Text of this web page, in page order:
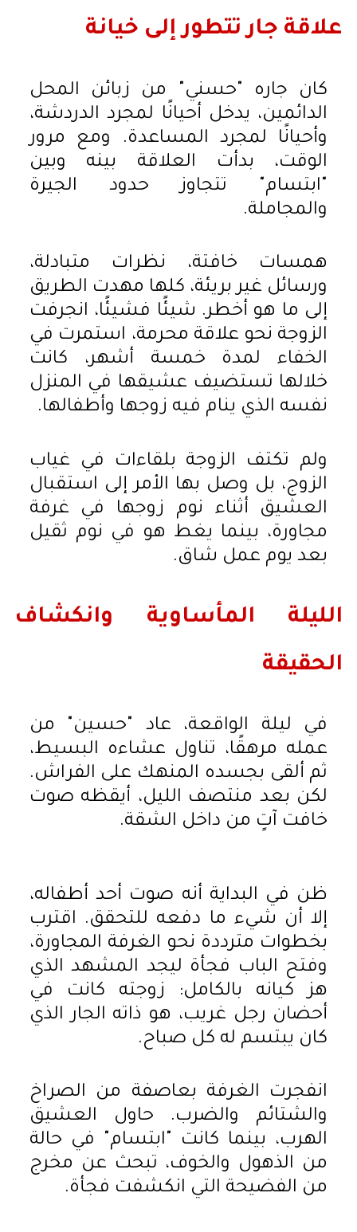
علاقة جار تتطور إلى خيانة
كان جاره "حسني" من زبائن المحل
الدائمين، يدخل أحيانًا لمجرد الدردشة،
وأحيانًا لمجرد المساعدة. ومع مرور
الوقت، بدأت العلاقة بينه وبين
"ابتسام" تتجاوز حدود الجيرة
والمجاملة.
همسات خافتة، نظرات متبادلة،
ورسائل غير بريئة، كلها مهدت الطريق
إلى ما هو أخطر. شيئًا فشيئًا، انجرفت
الزوجة نحو علاقة محرمة، استمرت في
الخفاء لمدة خمسة أشهر، كانت
خلالها تستضيف عشيقها في المنزل
نفسه الذي ينام فيه زوجها وأطفالها.
ولم تكتف الزوجة بلقاءات في غياب
الزوج، بل وصل بها الأمر إلى استقبال
العشيق أثناء نوم زوجها في غرفة
مجاورة، بينما يغط هو في نوم ثقيل
بعد يوم عمل شاق.
الليلة المأساوية وانكشاف
الحقيقة
في ليلة الواقعة، عاد "حسين" من
عمله مرهقًا، تناول عشاءه البسيط،
ثم ألقى بجسده المنهك على الفراش.
لكن بعد منتصف الليل، أيقظه صوت
خافت آتٍ من داخل الشقة.
ظن في البداية أنه صوت أحد أطفاله،
إلا أن شيء ما دفعه للتحقق. اقترب
بخطوات مترددة نحو الغرفة المجاورة،
وفتح الباب فجأة ليجد المشهد الذي
هز كيانه بالكامل: زوجته كانت في
أحضان رجل غريب، هو ذاته الجار الذي
كان يبتسم له كل صباح.
انفجرت الغرفة بعاصفة من الصراخ
والشتائم والضرب. حاول العشيق
الهرب، بينما كانت "ابتسام" في حالة
من الذهول والخوف، تبحث عن مخرج
من الفضيحة التي انكشفت فجأة.